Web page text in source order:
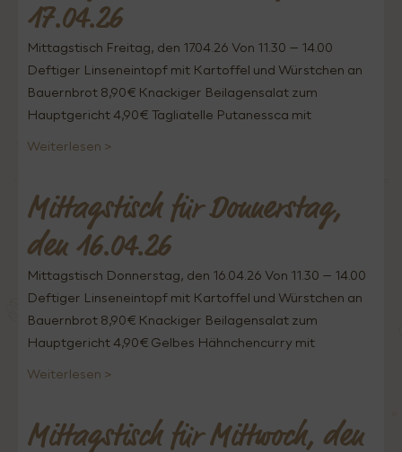
17.04.26
Mittagstisch Freitag, den 17.04.26 Von 11.30 – 14.00
Deftiger Linseneintopf mit Kartoffel und Würstchen an
Bauernbrot 8,90€ Knackiger Beilagensalat zum
Hauptgericht 4,90€ Tagliatelle Putanessca mit
Weiterlesen >
Mittagstisch für Donnerstag,
den 16.04.26
Mittagstisch Donnerstag, den 16.04.26 Von 11.30 – 14.00
Deftiger Linseneintopf mit Kartoffel und Würstchen an
Bauernbrot 8,90€ Knackiger Beilagensalat zum
Hauptgericht 4,90€ Gelbes Hähnchencurry mit
Weiterlesen >
Mittagstisch für Mittwoch, den